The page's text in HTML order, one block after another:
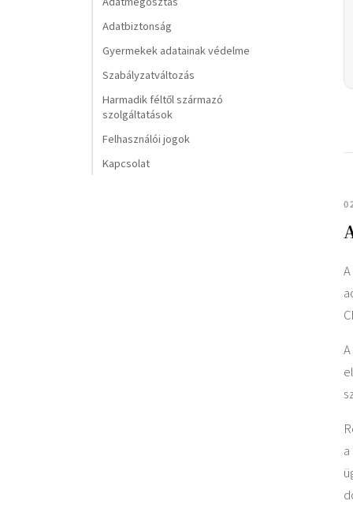
Adatbiztonság
Gyermekek adatainak védelme
Szabályzatváltozás
Harmadik féltől származó
szolgáltatások
Felhasználói jogok
Kapcsolat